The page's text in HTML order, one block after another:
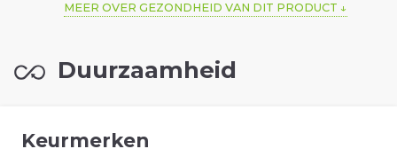
MEER OVER GEZONDHEID VAN DIT PRODUCT
Duurzaamheid
Keurmerken